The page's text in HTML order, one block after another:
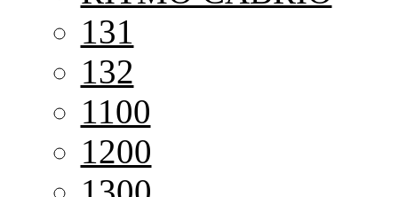
131
132
1100
1200